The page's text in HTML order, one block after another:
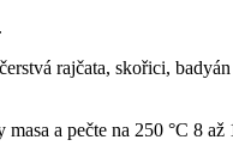
rajčata, skořici,
a pečte na 250 °C 8 až